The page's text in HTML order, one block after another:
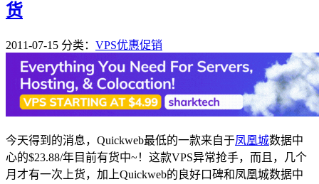
货
2011-07-15 分类： VPS优惠促销
今天得到的消息，Quickweb最低的一款来自于凤凰城数据中
心的$23.88/年目前有货中~！这款VPS异常抢手，而且，几个
月才有一次上货，加上Quickweb的良好口碑和凤凰城数据中